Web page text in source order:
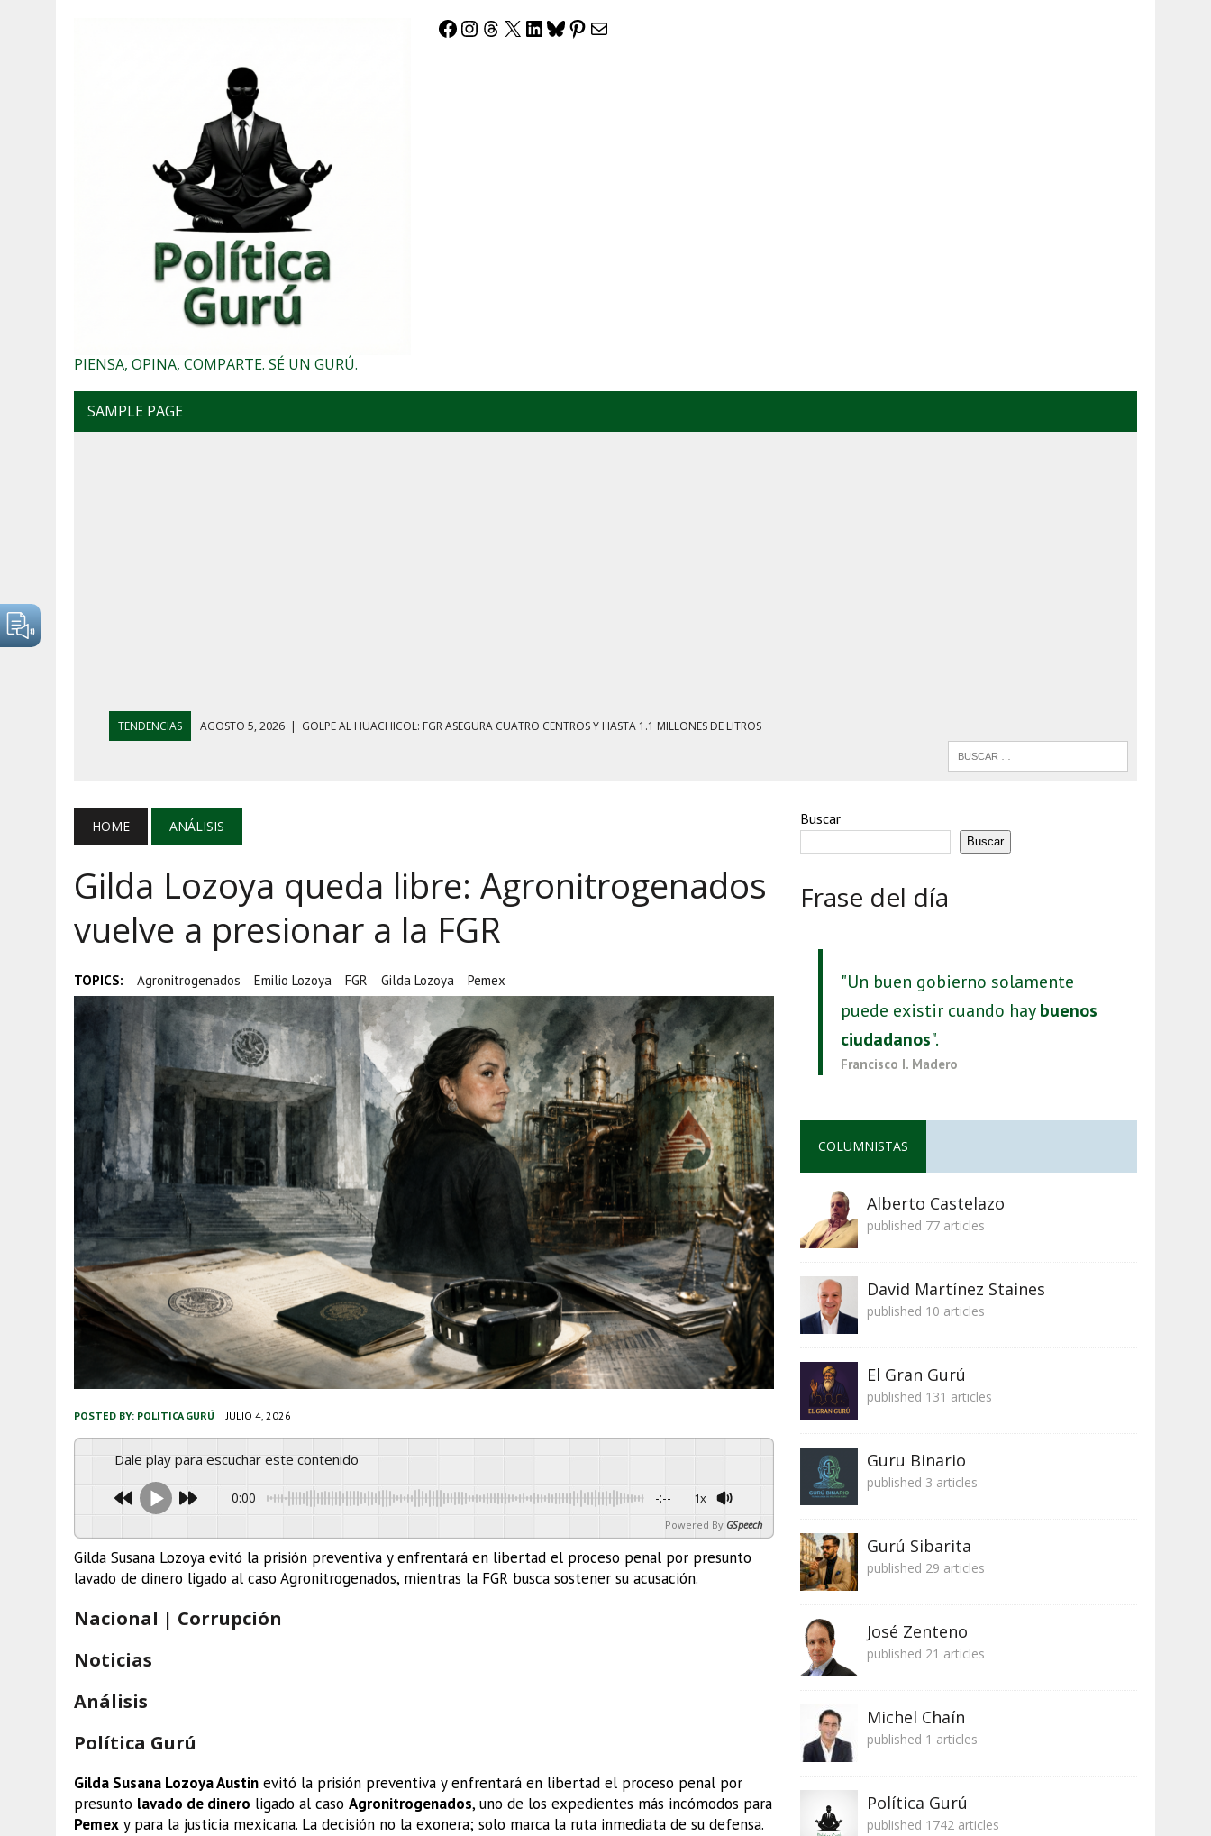
PIENSA, OPINA, COMPARTE. SÉ UN GURÚ.
Facebook
Instagram
Threads
X LinkedIn
Bluesky
Pinterest
Correo electrónico
SAMPLE PAGE
TENDENCIAS AGOSTO 4, 2026 | MAÑANERA DEL 4 DE AGOSTO: CINCO FRENTES BAJO EXAMEN
AGOSTO 5, 2026
AGOSTO 5, 2026 | TRANSPARENCIA, HUACHICOL Y EXAMEN DE LA UNAM MARCAN LA JORNADA
AGOSTO 5, 2026
GOLPE AL HUACHICOL: FGR ASEGURA CUATRO CENTROS Y HASTA 1.1 MILLONES DE LITROS
HOME ANÁLISIS
Gilda Lozoya queda libre: Agronitrogenados
vuelve a presionar a la FGR
TOPICS: Agronitrogenados Emilio Lozoya FGR Gilda Lozoya Pemex
POSTED BY: POLÍTICA GURÚ JULIO 4, 2026
Dale play para escuchar este contenido
0:00 -:-- 1x
Powered By GSpeech
Gilda Susana Lozoya evitó la prisión preventiva y enfrentará en libertad el proceso penal por presunto
lavado de dinero ligado al caso Agronitrogenados, mientras la FGR busca sostener su acusación.
Nacional | Corrupción
Noticias
Análisis
Política Gurú
Gilda Susana Lozoya Austin evitó la prisión preventiva y enfrentará en libertad el proceso penal por
presunto lavado de dinero ligado al caso Agronitrogenados, uno de los expedientes más incómodos para
Pemex y para la justicia mexicana. La decisión no la exonera; solo marca la ruta inmediata de su defensa.
Buscar
Buscar
Frase del día
"Un buen gobierno solamente
puede existir cuando haybuenos
ciudadanos".
Francisco I. Madero
COLUMNISTAS
Alberto Castelazo
published 77 articles
David Martínez Staines
published 10 articles
El Gran Gurú
published 131 articles
Guru Binario
published 3 articles
Gurú Sibarita
published 29 articles
José Zenteno
published 21 articles
Michel Chaín
published 1 articles
Política Gurú
published 1742 articles